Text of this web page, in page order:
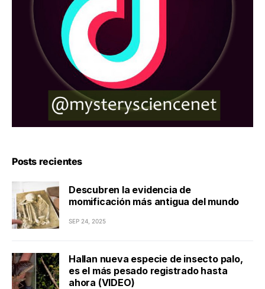
Posts recientes
Descubren la evidencia de
momificación más antigua del mundo
SEP 24, 2025
Hallan nueva especie de insecto palo,
es el más pesado registrado hasta
ahora (VIDEO)